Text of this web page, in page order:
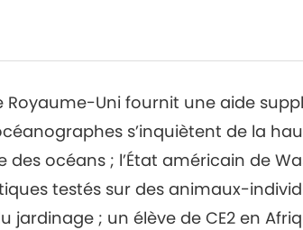
Royaume-Uni fournit une aide
s’inquiètent de la
océans ; l’État américain de
testés sur des animaux-
jardinage ; un élève de CE2 en